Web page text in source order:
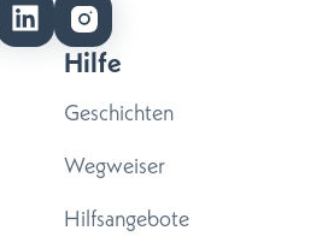
Hilfe
Geschichten
Wegweiser
Hilfsangebote